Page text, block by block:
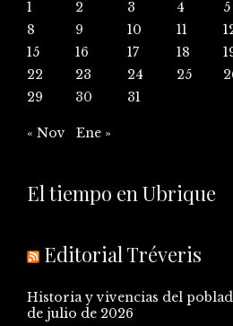
1
2 3 4 5
8
9 10 11
15
16 17 18
22
23 24 25
29
30 31
« Nov Ene »
El tiempo en Ubrique
Editorial Tréveris
Historia y vivencias del
de julio de 2026